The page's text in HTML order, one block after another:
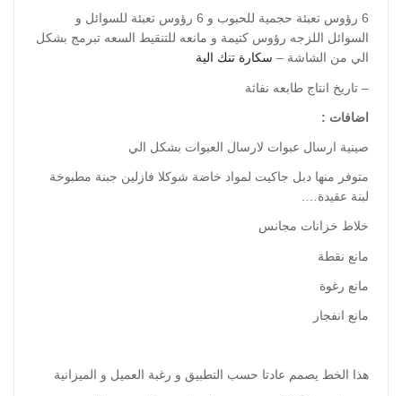
6 رؤوس تعبئة حجمية للحبوب و 6 رؤوس تعبئة للسوائل و
السوائل اللزجه رؤوس كتيمة و مانعه للتنقيط السعه تبرمج بشكل
الي من الشاشة – سكارة تنك الية
– تاريخ انتاج طابعه نفاثة
اضافات :
صينية ارسال عبوات لارسال العبوات بشكل الي
متوفر منها دبل جاكيت لمواد خاضة شوكلا فازلين جبنة مطبوخة
لبنة عقيدة….
خلاط خزانات مجانس
مانع نقطة
مانع رغوة
مانع انفجار
هذا الخط يصمم عادتا حسب التطبيق و رغبة العميل و الميزانية